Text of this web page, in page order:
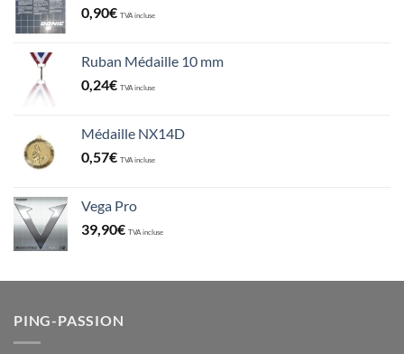
0,90€ TVA incluse
Ruban Médaille 10 mm
0,24€ TVA incluse
Médaille NX14D
0,57€ TVA incluse
Vega Pro
39,90€ TVA incluse
PING-PASSION